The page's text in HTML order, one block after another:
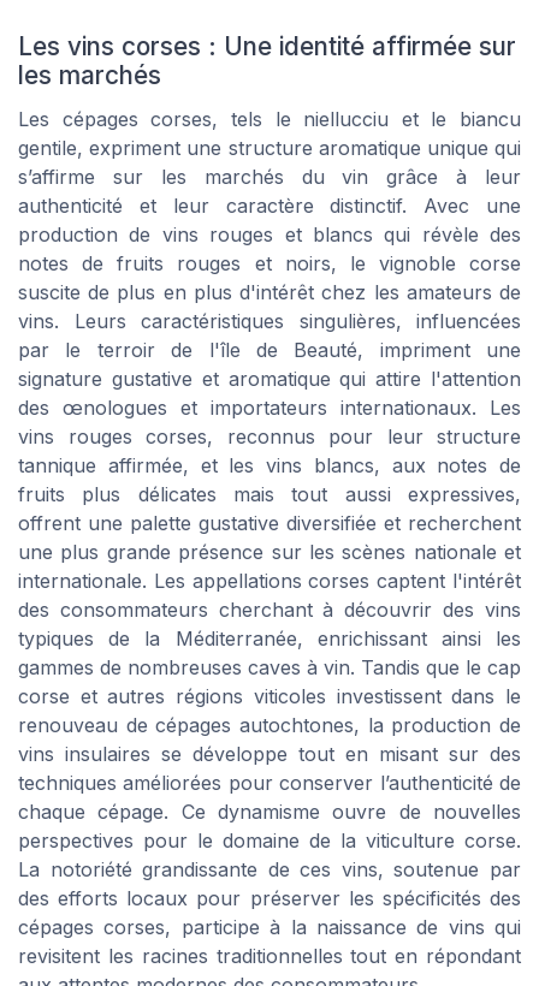
Les vins corses : Une identité affirmée sur
les marchés
Les cépages corses, tels le niellucciu et le biancu
gentile, expriment une structure aromatique unique qui
s’affirme sur les marchés du vin grâce à leur
authenticité et leur caractère distinctif. Avec une
production de vins rouges et blancs qui révèle des
notes de fruits rouges et noirs, le vignoble corse
suscite de plus en plus d'intérêt chez les amateurs de
vins. Leurs caractéristiques singulières, influencées
par le terroir de l'île de Beauté, impriment une
signature gustative et aromatique qui attire l'attention
des œnologues et importateurs internationaux. Les
vins rouges corses, reconnus pour leur structure
tannique affirmée, et les vins blancs, aux notes de
fruits plus délicates mais tout aussi expressives,
offrent une palette gustative diversifiée et recherchent
une plus grande présence sur les scènes nationale et
internationale. Les appellations corses captent l'intérêt
des consommateurs cherchant à découvrir des vins
typiques de la Méditerranée, enrichissant ainsi les
gammes de nombreuses caves à vin. Tandis que le cap
corse et autres régions viticoles investissent dans le
renouveau de cépages autochtones, la production de
vins insulaires se développe tout en misant sur des
techniques améliorées pour conserver l’authenticité de
chaque cépage. Ce dynamisme ouvre de nouvelles
perspectives pour le domaine de la viticulture corse.
La notoriété grandissante de ces vins, soutenue par
des efforts locaux pour préserver les spécificités des
cépages corses, participe à la naissance de vins qui
revisitent les racines traditionnelles tout en répondant